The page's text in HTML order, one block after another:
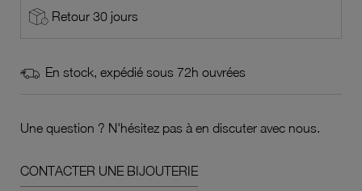
Retour 30 jours
En stock, expédié sous 72h ouvrées
Une question ? N'hésitez pas à en discuter avec nous.
CONTACTER UNE BIJOUTERIE